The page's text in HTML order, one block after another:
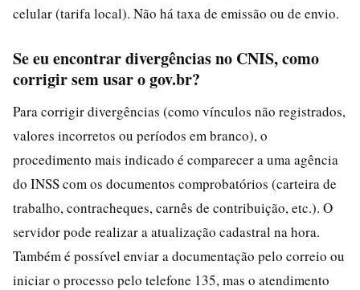
celular (tarifa local). Não há taxa de emissão ou de envio.
Se eu encontrar divergências no CNIS, como
corrigir sem usar o gov.br?
Para corrigir divergências (como vínculos não registrados,
valores incorretos ou períodos em branco), o
procedimento mais indicado é comparecer a uma agência
do INSS com os documentos comprobatórios (carteira de
trabalho, contracheques, carnês de contribuição, etc.). O
servidor pode realizar a atualização cadastral na hora.
Também é possível enviar a documentação pelo correio ou
iniciar o processo pelo telefone 135, mas o atendimento